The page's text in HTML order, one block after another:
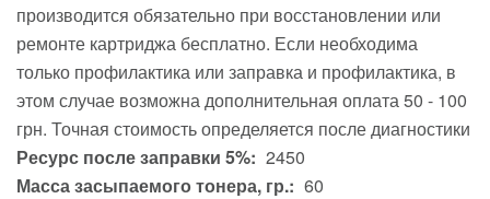
производится обязательно при восстановлении или
ремонте картриджа бесплатно. Если необходима
только профилактика или заправка и профилактика, в
этом случае возможна дополнительная оплата 50 - 100
грн. Точная стоимость определяется после диагностики
Ресурс после заправки 5%: 2450
Масса засыпаемого тонера, гр.: 60